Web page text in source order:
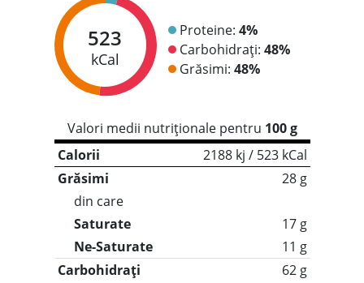
523
kCal
Proteine: 4%
Carbohidrați: 48%
Grăsimi: 48%
Valori medii nutriționale pentru 100 g
Calorii
2188 kj / 523 kCal
Grăsimi
28 g
din care
Saturate
17 g
Ne-Saturate
11 g
Carbohidrați
62 g